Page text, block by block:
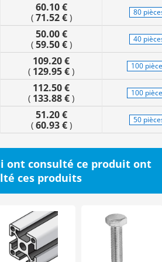
60.10 €
( 71.52 €) 80
50.00 €
( 59.50 €) 40
109.20 €
( 129.95 € ) 100
112.50 €
( 133.88 € ) 100
51.20 €
( 60.93 €) 50
ont consulté ce produit ont
ces produits